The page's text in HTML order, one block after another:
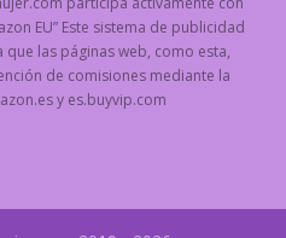
EU” Este sistema de publicidad
las páginas web, como esta,
de comisiones mediante la
y es.buyvip.com